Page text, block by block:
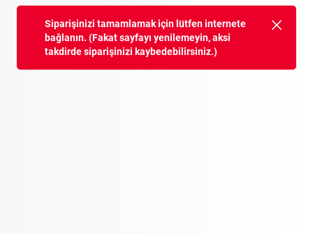
Siparişinizi tamamlamak için lütfen internete
bağlanın. (Fakat sayfayı yenilemeyin, aksi
takdirde siparişinizi kaybedebilirsiniz.)